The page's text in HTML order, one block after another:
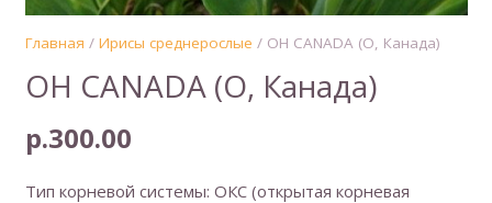
Главная / Ирисы среднерослые / OH CANADA (О, Канада)
OH CANADA (О, Канада)
р.300.00
Тип корневой системы: ОКС (открытая корневая